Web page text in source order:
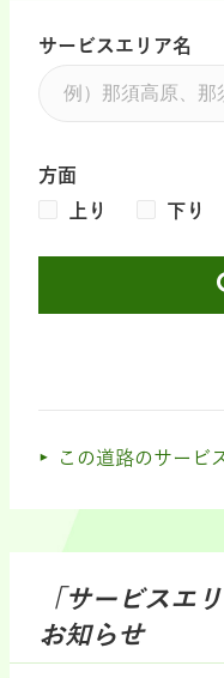
サービスエリア名
方面
上り
下り
この道路のサービ
「サービスエ
お知らせ